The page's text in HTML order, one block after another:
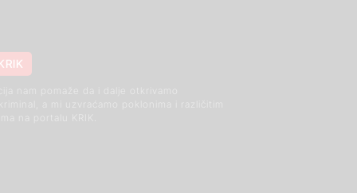
nam pomaže da i dalje otkrivamo
a mi uzvraćamo poklonima i različitim
na portalu KRIK.